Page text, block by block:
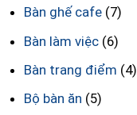
Bàn ghế cafe (7)
Bàn làm việc (6)
Bàn trang điểm (4)
Bộ bàn ăn (5)